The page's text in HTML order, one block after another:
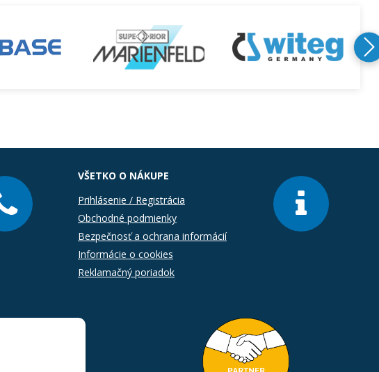
VŠETKO O NÁKUPE
Prihlásenie / Registrácia
Obchodné podmienky
Bezpečnosť a ochrana informácií
Informácie o cookies
Reklamačný poriadok